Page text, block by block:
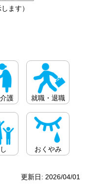
ます）
護 就職・退職
おくやみ
更新日: 2026/04/01